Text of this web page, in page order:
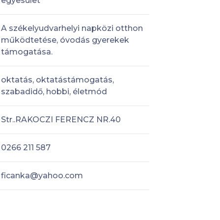
A székelyudvarhelyi napközi otthon
működtetése, óvodás gyerekek
támogatása.
oktatás, oktatástámogatás,
szabadidő, hobbi, életmód
Str..RAKOCZI FERENCZ NR.40
0266 211 587
ficanka@yahoo.com